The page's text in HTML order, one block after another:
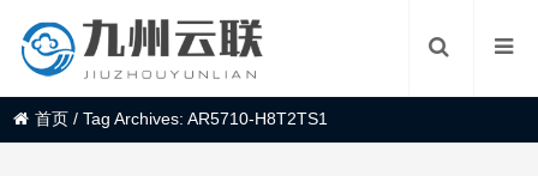
首页 /Tag Archives: AR5710-H8T2TS1